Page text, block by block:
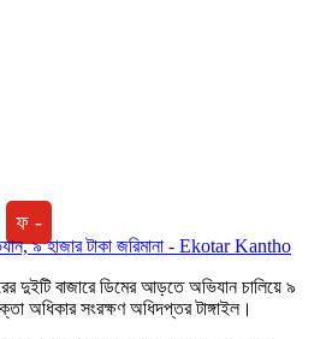
ফ -
দুইটি বাজারে ডিমের আড়তে অভিযান চালিয়ে ৯
অধিকার সংরক্ষণ অধিদপ্তর টাঙ্গাইল।